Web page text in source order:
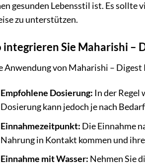
gesunden Lebensstil ist. Es sollte
zu unterstützen.
integrieren Sie Maharishi –
Anwendung von Maharishi –
Empfohlene Dosierung: In der Regel
Dosierung kann jedoch je nach
Einnahmezeitpunkt: Die Einnahme
Nahrung in Kontakt kommen und
Einnahme mit Wasser: Nehmen Sie